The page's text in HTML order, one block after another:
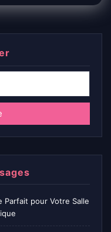
Parfait pour Votre Salle